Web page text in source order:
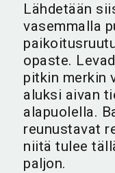
Lähdetään
vasemmalla
opaste.
pitkin merkin
aluksi aivan
alapuolella.
reunustavat
niitä tulee
paljon.